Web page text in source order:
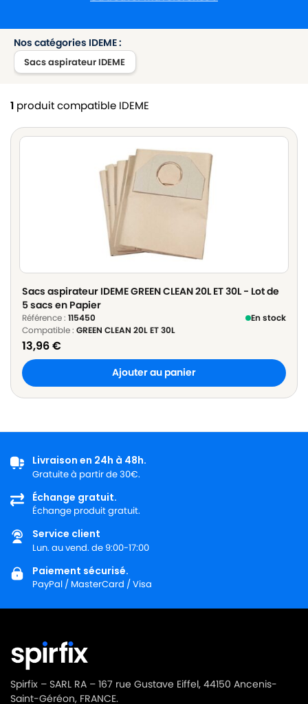
Nos catégories IDEME :
Sacs aspirateur IDEME
1 produit compatible IDEME
Sacs aspirateur IDEME GREEN CLEAN 20L ET 30L - Lot de
5 sacs en Papier
Référence : 115450
En stock
Compatible : GREEN CLEAN 20L ET 30L
13,96€
Ajouter au panier
Livraison en 24h à 48h.
Gratuite à partir de 30€.
Échange gratuit.
Échange produit gratuit.
Service client
Lun. au vend. de 9:00-17:00
Paiement sécurisé.
PayPal / MasterCard / Visa
Spirfix – SARL RA – 167 rue Gustave Eiffel, 44150 Ancenis-
Saint-Géréon, FRANCE.